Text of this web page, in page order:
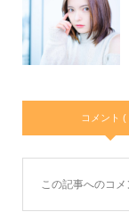
コメント (
この記事へのコメ